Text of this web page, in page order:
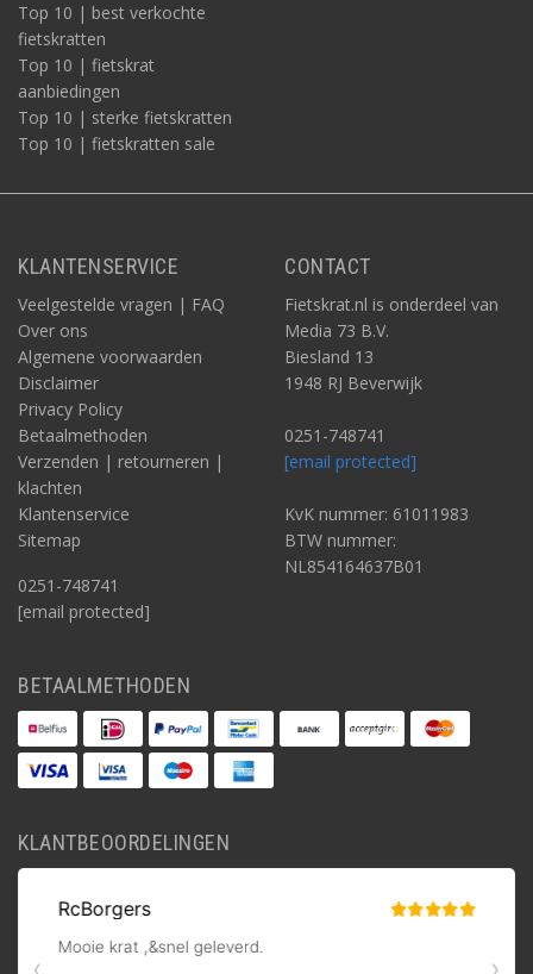
Top 10 | best verkochte
fietskratten
Top 10 | fietskrat
aanbiedingen
Top 10 | sterke fietskratten
Top 10 | fietskratten sale
KLANTENSERVICE
Veelgestelde vragen | FAQ
Over ons
Algemene voorwaarden
Disclaimer
Privacy Policy
Betaalmethoden
Verzenden | retourneren |
klachten
Klantenservice
Sitemap
0251-748741
[email protected]
CONTACT
Fietskrat.nl is onderdeel van
Media 73 B.V.
Biesland 13
1948 RJ Beverwijk
0251-748741
[email protected]
KvK nummer: 61011983
BTW nummer:
NL854164637B01
BETAALMETHODEN
KLANTBEOORDELINGEN